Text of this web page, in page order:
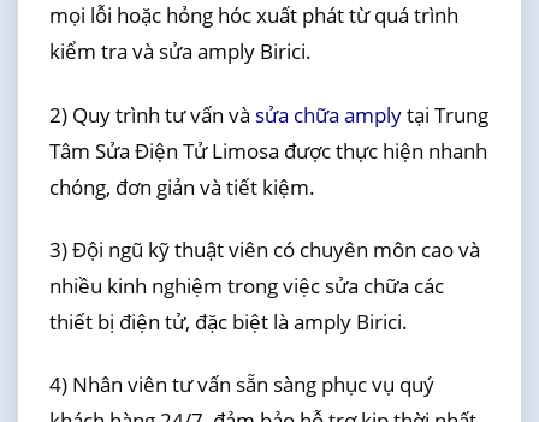
mọi lỗi hoặc hỏng hóc xuất phát từ quá trình
kiểm tra và sửa amply Birici.
2) Quy trình tư vấn và sửa chữa amplytại Trung
Tâm Sửa Điện Tử Limosa được thực hiện nhanh
chóng, đơn giản và tiết kiệm.
3) Đội ngũ kỹ thuật viên có chuyên môn cao và
nhiều kinh nghiệm trong việc sửa chữa các
thiết bị điện tử, đặc biệt là amply Birici.
4) Nhân viên tư vấn sẵn sàng phục vụ quý